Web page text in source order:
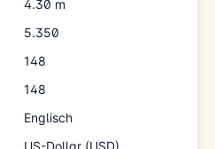
4.30 m
5.350
148
148
Englisch
US-Dollar (USD)